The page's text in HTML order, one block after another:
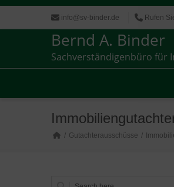
info@sv-binder.de Rufen
Bernd A. Binder
Sachverständigenbüro für
Gutachterausschüsse